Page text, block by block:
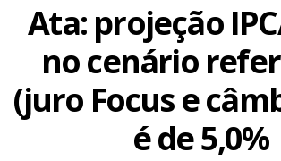
Ata: projeção
no cenário
(juro Focus e
é de 5,0%